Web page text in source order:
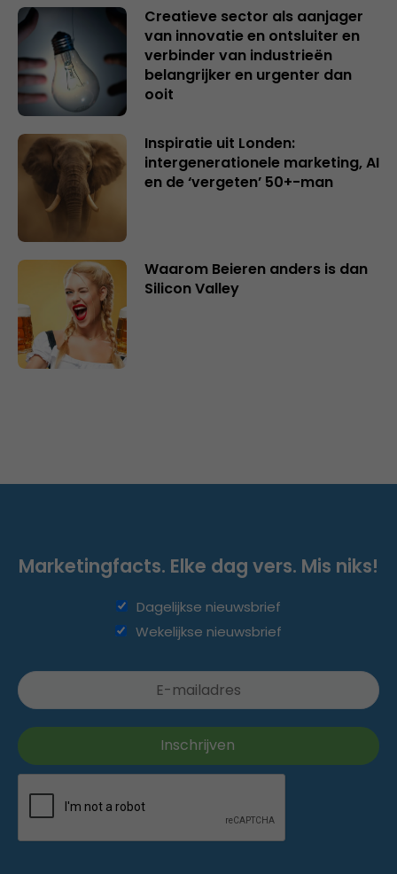
Creatieve sector als aanjager
van innovatie en ontsluiter en
verbinder van industrieën
belangrijker en urgenter dan
ooit
Inspiratie uit Londen:
intergenerationele marketing, AI
en de ‘vergeten’ 50+-man
Waarom Beieren anders is dan
Silicon Valley
Marketingfacts. Elke dag vers. Mis niks!
Dagelijkse nieuwsbrief
Wekelijkse nieuwsbrief